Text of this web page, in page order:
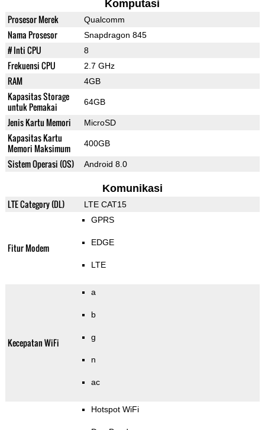
Komputasi
Prosesor Merek Qualcomm
Nama Prosesor Snapdragon 845
# Inti CPU 8
Frekuensi CPU 2.7 GHz
RAM 4GB
Kapasitas Storage
untuk Pemakai
64GB
Jenis Kartu Memori MicroSD
Kapasitas Kartu
Memori Maksimum
400GB
Sistem Operasi (OS) Android 8.0
Komunikasi
LTE Category (DL) LTE CAT15
Fitur Modem
GPRS
EDGE
LTE
Kecepatan WiFi
a
b
g
n
ac
Hotspot WiFi